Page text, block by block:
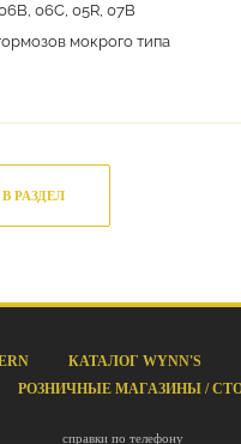
06C, 05R, 07B
мокрого типа
РАЗДЕЛ
КАТАЛОГ WYNN'S
РОЗНИЧНЫЕ МАГАЗИНЫ /
справки по телефону